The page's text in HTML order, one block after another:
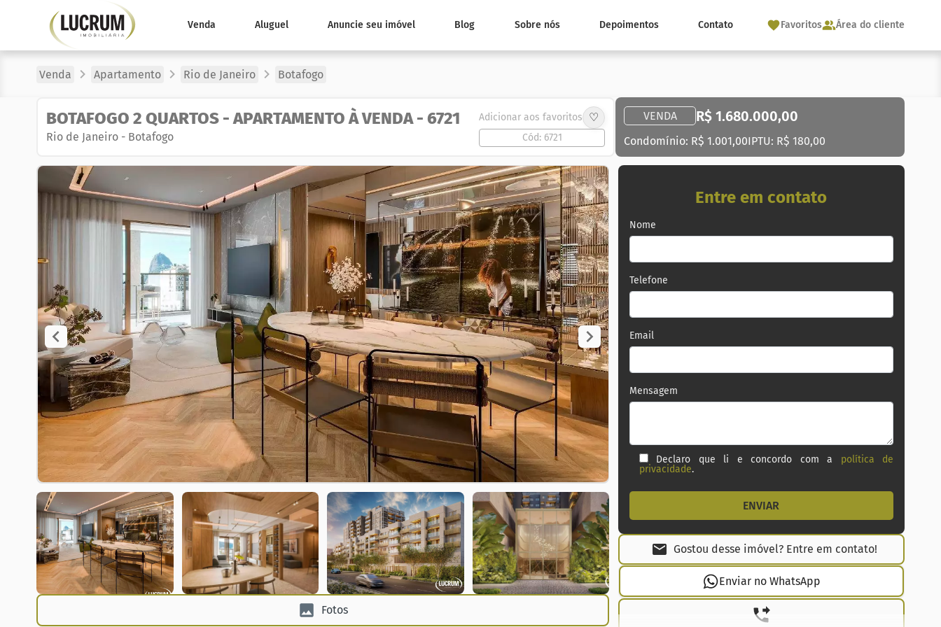
Venda Aluguel Anuncie seu imóvel Blog Sobre nós Depoimentos Contato Favoritos Área do cliente
Venda Apartamento Rio de Janeiro Botafogo
BOTAFOGO 2 QUARTOS - APARTAMENTO À VENDA - 6721
Rio de Janeiro- Botafogo
Adicionar aos favoritos ♡
Cód: 6721
VENDA R$ 1.680.000,00
Condomínio: R$ 1.001,00IPTU: R$ 180,00
Fotos
Entre em contato
Nome
Telefone
Email
Mensagem
Declaro que li e concordo com a política de
privacidade.
Gostou desse imóvel? Entre em contato!
Enviar no WhatsApp